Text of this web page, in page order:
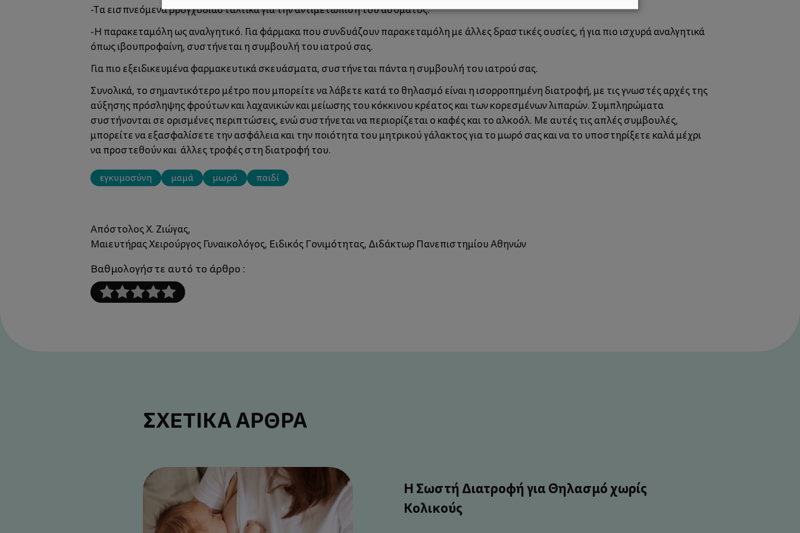
Απόστολος Χ. Ζιώγας,
Μαιευτήρας Χειρούργος Γυναικολόγος, Ειδικός Γονιμότητας, Διδάκτωρ Πανεπιστημίου Αθηνών
Βαθμολογήστε αυτό το άρθρο :
-Τα εισπνεόμενα βρογχοδιασταλτικά για την αντιμετώπιση του άσθματος.
-Η παρακεταμόλη ως αναλγητικό. Για φάρμακα που συνδυάζουν παρακεταμόλη με άλλες δραστικές ουσίες, ή για πιο ισχυρά αναλγητικά
όπως ιβουπροφαίνη, συστήνεται η συμβουλή του ιατρού σας.
Για πιο εξειδικευμένα φαρμακευτικά σκευάσματα, συστήνεται πάντα η συμβουλή του ιατρού σας.
Συνολικά, το σημαντικότερο μέτρο που μπορείτε να λάβετε κατά το θηλασμό είναι η ισορροπημένη διατροφή, με τις γνωστές αρχές της
αύξησης πρόσληψης φρούτων και λαχανικών και μείωσης του κόκκινου κρέατος και των κορεσμένων λιπαρών. Συμπληρώματα
συστήνονται σε ορισμένες περιπτώσεις, ενώ συστήνεται να περιορίζεται ο καφές και το αλκοόλ. Με αυτές τις απλές συμβουλές,
μπορείτε να εξασφαλίσετε την ασφάλεια και την ποιότητα του μητρικού γάλακτος για το μωρό σας και να το υποστηρίξετε καλά μέχρι
να προστεθούν και άλλες τροφές στη διατροφή του.
εγκυμοσύνη μαμά μωρό παιδί
ΣΧΕΤΙΚΑ ΑΡΘΡΑ
Η Σωστή Διατροφή για Θηλασμό χωρίς
Κολικούς